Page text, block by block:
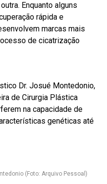
Enquanto alguns
rápida e
marcas mais
de cicatrização
Dr. Josué Montedonio,
de Cirurgia Plástica
na capacidade de
genéticas até
(Foto: Arquivo Pessoal)